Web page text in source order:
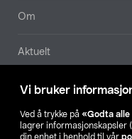
Vi bruker
Ved å trykke på «Godta alle
lagrer informasjonskapsler
din enhet i henhold til vår
Om
Aktuelt
Våre selskaper